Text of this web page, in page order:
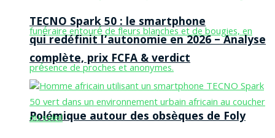
Polémique autour des obsèques de Foly
TECNO Spark 50 : le smartphone
qui redéfinit l’autonomie en 2026 – Analyse
complète, prix FCFA & verdict